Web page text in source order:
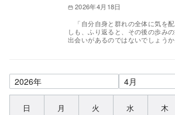
2026年4月18日
「自分自身と群れの全体に気を
しも、ふり返ると、その後の歩み
出会いがあるのではないでしょう
日 月 火 水 木